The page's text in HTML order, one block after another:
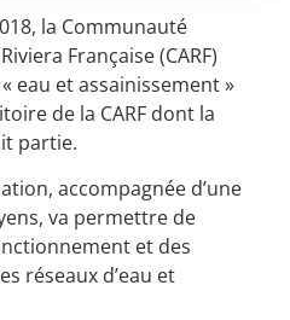
la Communauté
Française (CARF)
eau et assainissement »
de la CARF dont la
partie.
accompagnée d’une
va permettre de
et des
réseaux d’eau et